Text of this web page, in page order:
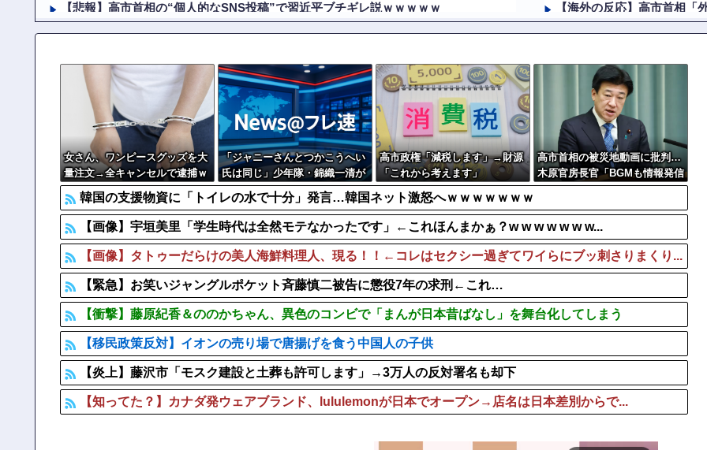
【悲報】高市首相の“個人的なSNS投稿”で習近平ブチギレ説ｗｗｗｗｗ
無期懲役、去年の仮釈放わずか４人…もう実質終身刑だった
中露軍艦4隻が“日本一周”
【画像】 ビリー・アイリッシュ(24)さん、ライブでマンスジが見える衣装...
【悲報】 ディズニーのおいなり巻（600円）、卑猥すぎて賛否両論ｗｗｗｗ...
【海外の反応】高市首相
海外「日本なんて行くんじ
【画像】このボケて、破壊
【画像】女子アナさんの谷
【悲報】みのもんたさん、
【画像】片山さつき（67）
女さん、ワンピースグッズを大
量注文→全キャンセルで逮捕ｗ
ｗｗ
「ジャニーさんとつかこうへい
氏は同じ」少年隊・錦織一清が
明かすレジェンドの共通点と我
流の演出論
高市政権「減税します」→財源
「これから考えます」
高市首相の被災地動画に批判…
木原官房長官「BGMも情報発信
の一つ」
韓国の支援物資に「トイレの水で十分」発言…韓国ネット激怒へｗｗｗｗｗｗｗ
【画像】宇垣美里「学生時代は全然モテなかったです」←これほんまかぁ？w w w w w w w...
【画像】タトゥーだらけの美人海鮮料理人、現る！！←コレはセクシー過ぎてワイらにブッ刺さりまくり...
【緊急】お笑いジャングルポケット斉藤慎二被告に懲役7年の求刑←これ…
【衝撃】藤原紀香＆ののかちゃん、異色のコンビで「まんが日本昔ばなし」を舞台化してしまう
【移民政策反対】イオンの売り場で唐揚げを食う中国人の子供
【炎上】藤沢市「モスク建設と土葬も許可します」→3万人の反対署名も却下
【知ってた？】カナダ発ウェアブランド、lululemonが日本でオープン→店名は日本差別からで...